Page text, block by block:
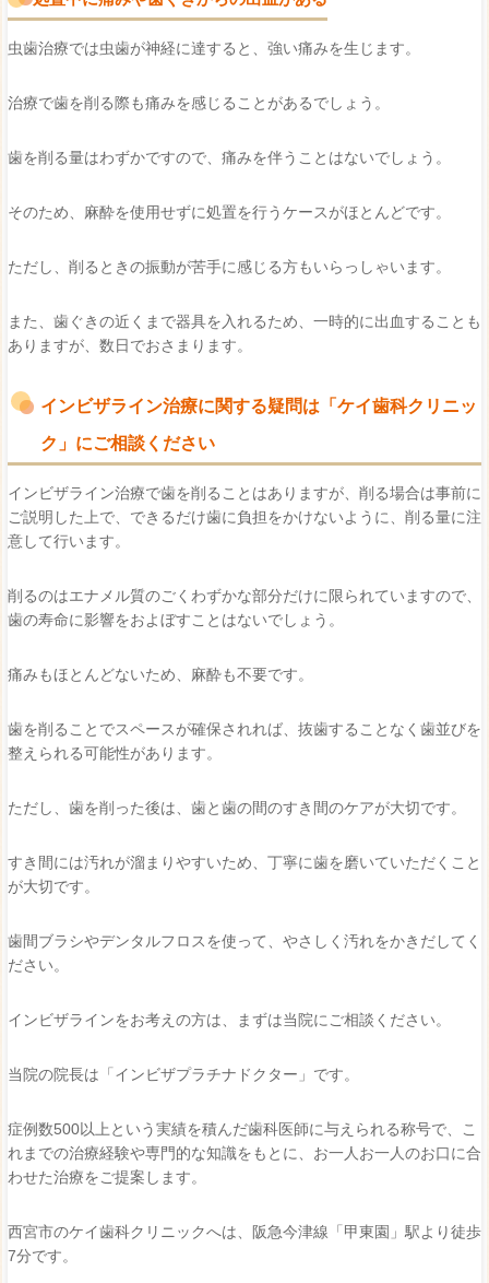
虫歯治療では虫歯が神経に達すると、強い痛みを生じます。
治療で歯を削る際も痛みを感じることがあるでしょう。
歯を削る量はわずかですので、痛みを伴うことはないでしょう。
そのため、麻酔を使用せずに処置を行うケースがほとんどです。
ただし、削るときの振動が苦手に感じる方もいらっしゃいます。
また、歯ぐきの近くまで器具を入れるため、一時的に出血することも
ありますが、数日でおさまります。
インビザライン治療に関する疑問は「ケイ歯科クリニッ
ク」にご相談ください
インビザライン治療で歯を削ることはありますが、削る場合は事前に
ご説明した上で、できるだけ歯に負担をかけないように、削る量に注
意して行います。
削るのはエナメル質のごくわずかな部分だけに限られていますので、
歯の寿命に影響をおよぼすことはないでしょう。
痛みもほとんどないため、麻酔も不要です。
歯を削ることでスペースが確保されれば、抜歯することなく歯並びを
整えられる可能性があります。
ただし、歯を削った後は、歯と歯の間のすき間のケアが大切です。
すき間には汚れが溜まりやすいため、丁寧に歯を磨いていただくこと
が大切です。
歯間ブラシやデンタルフロスを使って、やさしく汚れをかきだしてく
ださい。
インビザラインをお考えの方は、まずは当院にご相談ください。
当院の院長は「インビザプラチナドクター」です。
症例数500以上という実績を積んだ歯科医師に与えられる称号で、こ
れまでの治療経験や専門的な知識をもとに、お一人お一人のお口に合
わせた治療をご提案します。
西宮市のケイ歯科クリニックへは、阪急今津線「甲東園」駅より徒歩
7分です。